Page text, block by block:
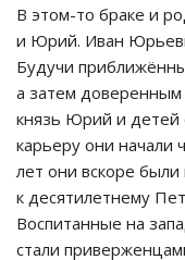
В этом-то браке и
и Юрий. Иван
Будучи
а затем
князь Юрий и детей
карьеру они начали
лет они вскоре
к десятилетнему
Воспитанные на
стали